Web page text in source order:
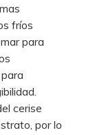
fríos
para
cerise
por lo